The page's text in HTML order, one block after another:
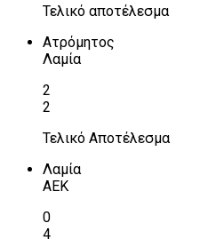
Τελικό αποτέλεσμα
Ατρόμητος
Λαμία
2
2
Τελικό Αποτέλεσμα
Λαμία
ΑΕΚ
0
4